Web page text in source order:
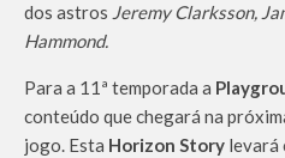
dos astros Jeremy Clarksson,
Hammond.
Para a 11ª temporada a
conteúdo que chegará na
jogo. Esta Horizon Story levará